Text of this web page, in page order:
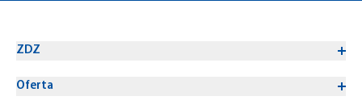
ZDZ
Oferta